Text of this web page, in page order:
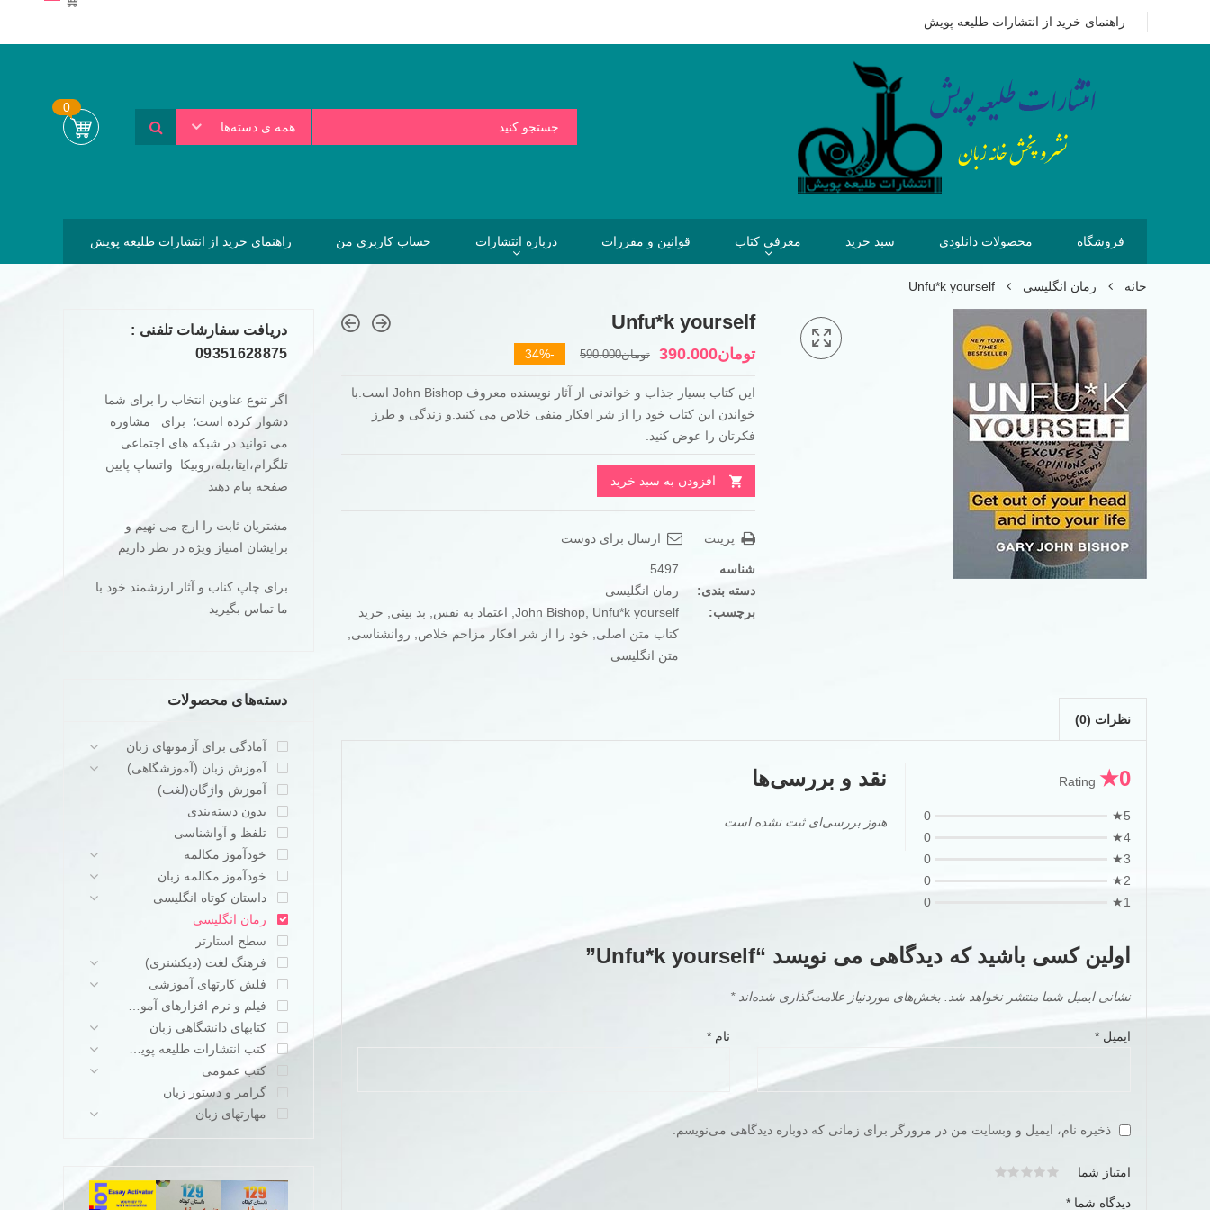
راهنمای خرید از انتشارات طلیعه پویش
09351628875 هزینه ای که امروز برای خرید کتاب می پردازیم بسیار کمتر از هزینه هایی است که فردا برای نخریدن کتاب خواهیم پرداخت.
همه ی دسته‌ها
0
فروشگاه محصولات دانلودی سبد خرید معرفی کتاب قوانین و مقررات درباره انتشارات حساب کاربری من راهنمای خرید از انتشارات طلیعه پویش
خانه رمان انگلیسی Unfu*k yourself
Unfu*k yourself
تومان590.000قیمت
تومان590.000
بود.
تومان390.000
قیمت
تومان390.000
است.
-34%
این کتاب بسیار جذاب و خواندنی از آثار نویسنده معروف John Bishop است.با
خواندن این کتاب خود را از شر افکار منفی خلاص می کنید.و زندگی و طرز
فکرتان را عوض کنید.
افزودن به سبد خرید
پرینت ارسال برای دوست
شناسه
5497
دسته بندی:
رمان انگلیسی
برچسب:
John Bishop Unfu*k yourself اعتماد به نفس بد بینی
خرید
کتاب متن اصلی
خود را از شر افکار مزاحم خلاص روانشناسی
متن انگلیسی
نظرات (0)
0★
Rating
5★
0
4★
0
3★
0
2★
0
1★
0
نقد و بررسی‌ها
هنوز بررسی‌ای ثبت نشده است.
اولین کسی باشید که دیدگاهی می نویسد “Unfu*k yourself”
نشانی ایمیل شما منتشر نخواهد شد. بخش‌های موردنیاز علامت‌گذاری شده‌اند*
نام * ایمیل *
ذخیره نام، ایمیل و وبسایت من در مرورگر برای زمانی که دوباره دیدگاهی می‌نویسم.
امتیاز شما
دیدگاه شما *
دریافت سفارشات تلفنی :
09351628875
اگر تنوع عناوین انتخاب را برای شما
دشوار کرده است؛ برای مشاوره
می توانید در شبکه های اجتماعی
تلگرام،ایتا،بله،روبیکا واتساپ پایین
صفحه پیام دهید
مشتریان ثابت را ارج می نهیم و
برایشان امتیاز ویژه در نظر داریم
برای چاپ کناب و آثار ارزشمند خود با
ما تماس بگیرید
دسته‌های محصولات
آمادگی برای آزمونهای زبان
آموزش زبان (آموزشگاهی)
آموزش واژگان(لغت)
بدون دسته‌بندی
تلفظ و آواشناسی
خودآموز مکالمه
خودآموز مکالمه زبان
داستان کوتاه انگلیسی
رمان انگلیسی
سطح استارتر
فرهنگ لغت (دیکشنری)
فلش کارتهای آموزشی
فیلم و نرم افزارهای آموزشی
کتابهای دانشگاهی زبان
کتب انتشارات طلیعه پویش
کتب عمومی
گرامر و دستور زبان
مهارتهای زبان